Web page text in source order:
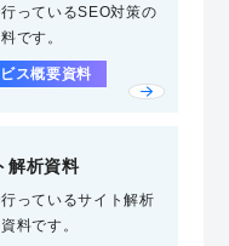
っているSEO対策の
です。
ス概要資料
解析資料
っているサイト解析
料です。